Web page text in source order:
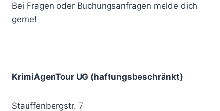
Bei Fragen oder Buchungsanfragen melde dich
gerne!
KrimiAgenTour UG (haftungsbeschränkt)
Stauffenbergstr. 7